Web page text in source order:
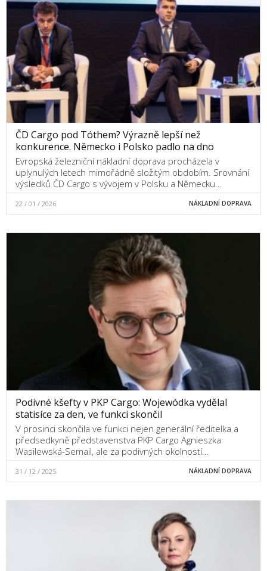
ČD Cargo pod Tóthem? Výrazně lepší než
konkurence. Německo i Polsko padlo na dno
Evropská železniční nákladní doprava procházela v
uplynulých letech mimořádně složitým obdobím. Srovnání
výsledků ČD Cargo s vývojem v Polsku a Německu…
22 / 01 / 2026 NÁKLADNÍ DOPRAVA
Podivné kšefty v PKP Cargo: Wojewódka vydělal
statisíce za den, ve funkci skončil
V prosinci skončila ve funkci nejen generální ředitelka a
předsedkyně představenstva PKP Cargo Agnieszka
Wasilewská-Semail, ale za podivných okolností…
31 / 12 / 2025 NÁKLADNÍ DOPRAVA